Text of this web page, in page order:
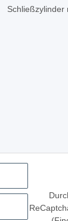
Schließzylinder